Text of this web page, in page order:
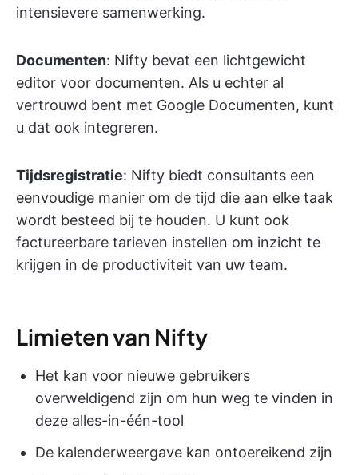
intensievere samenwerking.
Documenten: Nifty bevat een lichtgewicht
editor voor documenten. Als u echter al
vertrouwd bent met Google Documenten, kunt
u dat ook integreren.
Tijdsregistratie: Nifty biedt consultants een
eenvoudige manier om de tijd die aan elke taak
wordt besteed bij te houden. U kunt ook
factureerbare tarieven instellen om inzicht te
krijgen in de productiviteit van uw team.
Limieten van Nifty
Het kan voor nieuwe gebruikers
overweldigend zijn om hun weg te vinden in
deze alles-in-één-tool
De kalenderweergave kan ontoereikend zijn